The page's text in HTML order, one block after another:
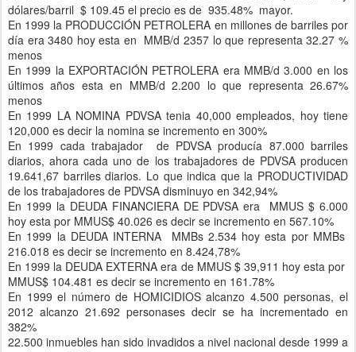
dólares/barril $ 109.45 el precio es de 935.48% mayor.
En 1999 la PRODUCCIÓN PETROLERA en millones de barriles por
día era 3480 hoy esta en MMB/d 2357 lo que representa 32.27 %
menos
En 1999 la EXPORTACIÓN PETROLERA era MMB/d 3.000 en los
últimos años esta en MMB/d 2.200 lo que representa 26.67%
menos
En 1999 LA NOMINA PDVSA tenia 40,000 empleados, hoy tiene
120,000 es decir la nomina se incremento en 300%
En 1999 cada trabajador de PDVSA producía 87.000 barriles
diarios, ahora cada uno de los trabajadores de PDVSA producen
19.641,67 barriles diarios. Lo que indica que la PRODUCTIVIDAD
de los trabajadores de PDVSA disminuyo en 342,94%
En 1999 la DEUDA FINANCIERA DE PDVSA era MMUS $ 6.000
hoy esta por MMUS$ 40.026 es decir se incremento en 567.10%
En 1999 la DEUDA INTERNA MMBs 2.534 hoy esta por MMBs
216.018 es decir se incremento en 8.424,78%
En 1999 la DEUDA EXTERNA era de MMUS $ 39,911 hoy esta por
MMUS$ 104.481 es decir se incremento en 161.78%
En 1999 el número de HOMICIDIOS alcanzo 4.500 personas, el
2012 alcanzo 21.692 personases decir se ha incrementado en
382%
22.500 inmuebles han sido invadidos a nivel nacional desde 1999 a